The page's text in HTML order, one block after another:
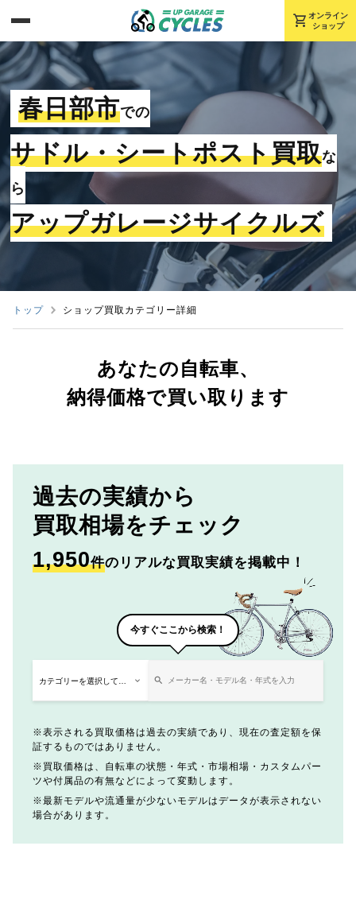
shopping_cart オンライン
ショップ
春日部市での
サドル・シートポスト買取な
ら
アップガレージサイクルズ
トップ ショップ買取カテゴリー詳細
あなたの自転車、
納得価格で買い取ります
過去の実績から
買取相場をチェック
1,950件のリアルな買取実績を掲載中！
今すぐここから検索！
表示される買取価格は過去の実績であり、現在の査定額を保
証するものではありません。
買取価格は、自転車の状態・年式・市場相場・カスタムパー
ツや付属品の有無などによって変動します。
最新モデルや流通量が少ないモデルはデータが表示されない
場合があります。